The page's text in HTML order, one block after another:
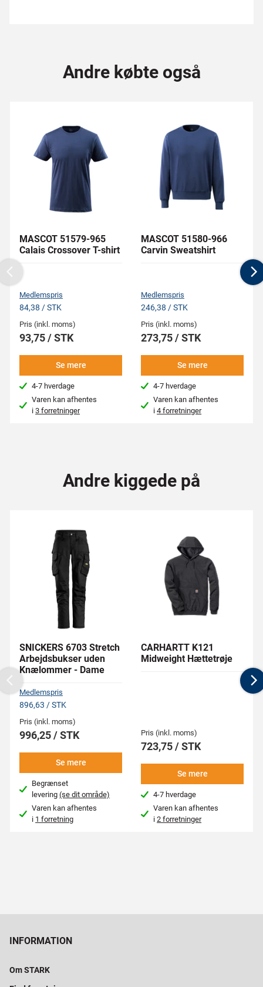
Andre købte også
MASCOT 51579-965
Calais Crossover T-shirt
Medlemspris
84,38 / STK
Pris (inkl. moms)
93,75 / STK
Se mere
4-7 hverdage
Varen kan afhentes
i3 forretninger
MASCOT 51580-966
Carvin Sweatshirt
Medlemspris
246,38 / STK
Pris (inkl. moms)
273,75 / STK
Se mere
4-7 hverdage
Varen kan afhentes
i4 forretninger
Previous
Andre kiggede på
SNICKERS 6703 Stretch
Arbejdsbukser uden
Knælommer - Dame
Medlemspris
896,63 / STK
Pris (inkl. moms)
996,25 / STK
Se mere
Begrænset
levering(se dit område)
Varen kan afhentes
i 1 forretning
CARHARTT K121
Midweight Hættetrøje
Pris (inkl. moms)
723,75 / STK
Se mere
4-7 hverdage
Varen kan afhentes
i2 forretninger
Previous
INFORMATION
Om STARK